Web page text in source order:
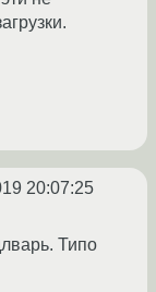
20:07:25
Типо